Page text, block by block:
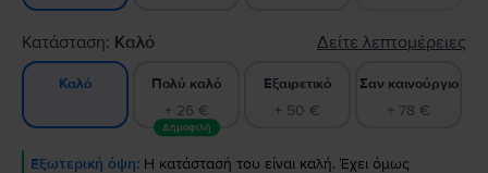
Κατάσταση: Καλό Δείτε λεπτομέρειες
Καλό Πολύ καλό
+ 26 €
Δημοφιλή
Εξαιρετικό
+ 50 €
Σαν καινούργιο
+ 78 €
Εξωτερική όψη: Η κατάστασή του είναι καλή. Έχει όμως